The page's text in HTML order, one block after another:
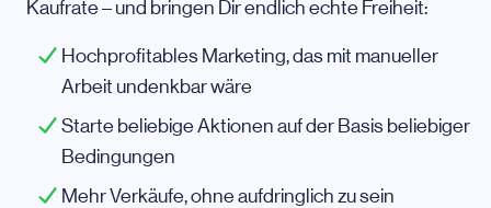
Kaufrate – und bringen Dir endlich echte Freiheit:
Hochprofitables Marketing, das mit manueller
Arbeit undenkbar wäre
Starte beliebige Aktionen auf der Basis beliebiger
Bedingungen
Mehr Verkäufe, ohne aufdringlich zu sein